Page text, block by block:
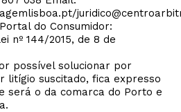
do Consumidor:
nº 144/2015, de 8 de
possível solucionar por
litígio suscitado, fica expresso
será o da comarca do Porto e